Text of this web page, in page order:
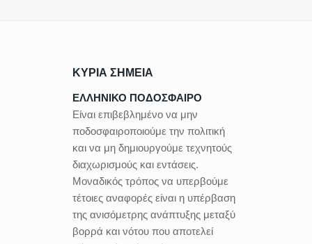
ΚΥΡΙΑ ΣΗΜΕΙΑ
ΕΛΛΗΝΙΚΟ ΠΟΔΟΣΦΑΙΡΟ
Είναι επιβεβλημένο να μην
ποδοσφαιροποιούμε την πολιτική
και να μη δημιουργούμε τεχνητούς
διαχωρισμούς και εντάσεις.
Μοναδικός τρόπος να υπερβούμε
τέτοιες αναφορές είναι η υπέρβαση
της ανισόμετρης ανάπτυξης μεταξύ
βορρά και νότου που αποτελεί